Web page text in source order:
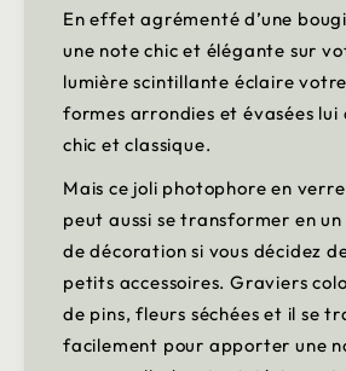
En effet agrémenté d’une
une note chic et élégante sur
lumière scintillante éclaire
formes arrondies et évasées lui
chic et classique.
Mais ce joli photophore en
peut aussi se transformer en
de décoration si vous décidez
petits accessoires. Graviers
de pins, fleurs séchées et il se
facilement pour apporter une